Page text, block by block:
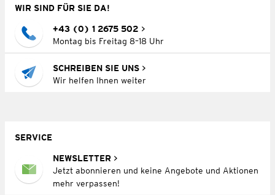
WIR SIND FÜR SIE DA!
+43 (0) 1 2675 502
Montag bis Freitag 8–18 Uhr
SCHREIBEN SIE UNS
Wir helfen Ihnen weiter
SERVICE
NEWSLETTER
Jetzt abonnieren und keine Angebote und Aktionen
mehr verpassen!